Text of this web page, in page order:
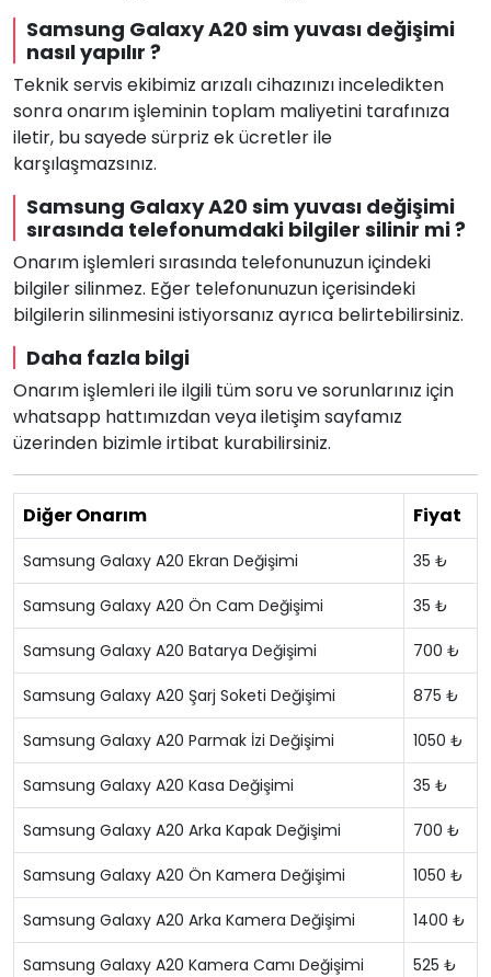
Samsung Galaxy A20 sim yuvası değişimi
nasıl yapılır ?
Teknik servis ekibimiz arızalı cihazınızı inceledikten
sonra onarım işleminin toplam maliyetini tarafınıza
iletir, bu sayede sürpriz ek ücretler ile
karşılaşmazsınız.
Samsung Galaxy A20 sim yuvası değişimi
sırasında telefonumdaki bilgiler silinir mi ?
Onarım işlemleri sırasında telefonunuzun içindeki
bilgiler silinmez. Eğer telefonunuzun içerisindeki
bilgilerin silinmesini istiyorsanız ayrıca belirtebilirsiniz.
Daha fazla bilgi
Onarım işlemleri ile ilgili tüm soru ve sorunlarınız için
whatsapp hattımızdan veya iletişim sayfamız
üzerinden bizimle irtibat kurabilirsiniz.
Diğer Onarım Fiyat
Samsung Galaxy A20 Ekran Değişimi 35 ₺
Samsung Galaxy A20 Ön Cam Değişimi 35 ₺
Samsung Galaxy A20 Batarya Değişimi 700 ₺
Samsung Galaxy A20 Şarj Soketi Değişimi 875 ₺
Samsung Galaxy A20 Parmak İzi Değişimi 1050 ₺
Samsung Galaxy A20 Kasa Değişimi 35 ₺
Samsung Galaxy A20 Arka Kapak Değişimi 700 ₺
Samsung Galaxy A20 Ön Kamera Değişimi 1050 ₺
Samsung Galaxy A20 Arka Kamera Değişimi 1400 ₺
Samsung Galaxy A20 Kamera Camı Değişimi 525 ₺